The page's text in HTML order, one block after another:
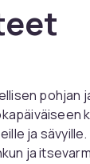
pohjan
ja sävyille.
ja